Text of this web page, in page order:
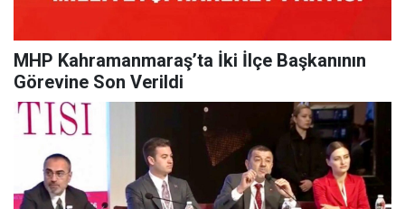
MHP Kahramanmaraş’ta İki İlçe Başkanının
Görevine Son Verildi